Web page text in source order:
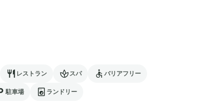
レストラン スパ バリアフリー
駐車場 ランドリー